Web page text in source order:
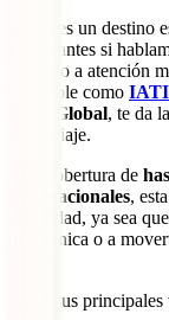
Brasil es un destino
importantes si
limitado a atención
confiable como IATI
IATI Global, te da
de tu viaje.
Con cobertura de
internacionales,
seguridad, ya sea
amazónica o a
Entre sus